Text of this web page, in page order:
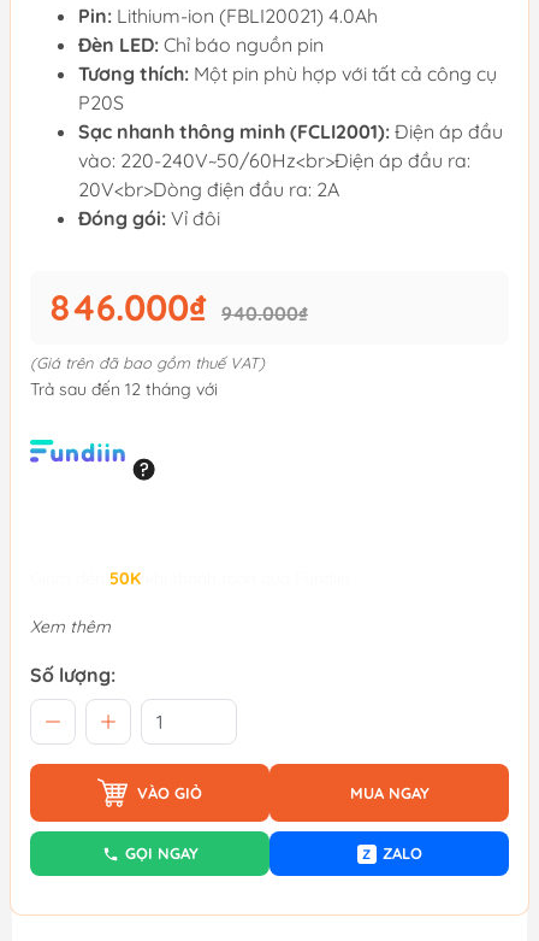
Pin: Lithium-ion (FBLI20021) 4.0Ah
Đèn LED: Chỉ báo nguồn pin
Tương thích: Một pin phù hợp với tất cả công cụ
P20S
Sạc nhanh thông minh (FCLI2001): Điện áp đầu
vào: 220-240V~50/60Hz<br>Điện áp đầu ra:
20V<br>Dòng điện đầu ra: 2A
Đóng gói: Vỉ đôi
846.000₫ 940.000₫
(Giá trên đã bao gồm thuế VAT)
Trả sau đến 12 tháng với
50K
Xem thêm
Số lượng:
VÀO GIỎ MUA NGAY
GỌI NGAY Z ZALO